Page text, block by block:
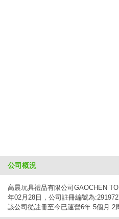
公司概況
高晨玩具禮品有限公司GAOCHEN
年02月28日，公司註冊編號為
該公司從註冊至今已運營6年 5個月 2